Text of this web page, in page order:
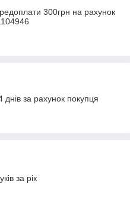
300грн на рахунок
за рахунок покупця
за рік